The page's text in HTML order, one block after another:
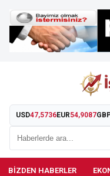
USD47,5736EUR54,9087
BIZDEN HABERLER